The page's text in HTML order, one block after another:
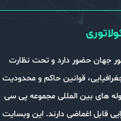
دارد و تحت نظارت
حاکم و محدودیت
المللی مجموعه پی سی
دارند. این وبسایت